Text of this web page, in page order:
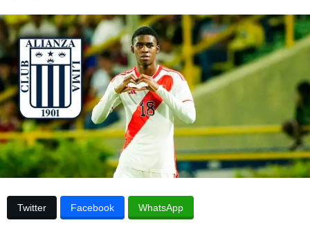
s
d
e
l
a
p
u
l
i
d
a
p
u
b
Twitter Facebook WhatsApp